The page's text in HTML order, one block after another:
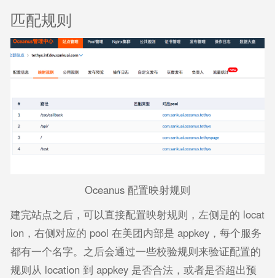
匹配规则
Oceanus 配置映射规则
建完站点之后，可以直接配置映射规则，左侧是的 locat
ion，右侧对应的 pool 在美团内部是 appkey，每个服务
都有一个名字。之后会通过一些校验规则来验证配置的
规则从 location 到 appkey 是否合法，或者是否超出预